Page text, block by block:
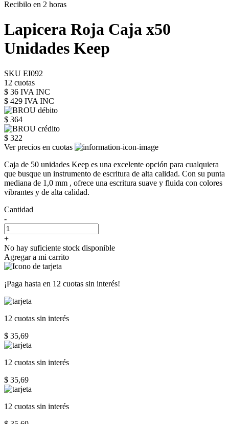
Recibilo en 2 horas
Lapicera Roja Caja x50
Unidades Keep
SKU EI092
12 cuotas
$ 36 IVA INC
$ 429 IVA INC
$ 364
$ 322
Ver precios en cuotas
Caja de 50 unidades Keep es una excelente opción para cualquiera
que busque un instrumento de escritura de alta calidad. Con su punta
mediana de 1,0 mm , ofrece una escritura suave y fluida con colores
vibrantes y de alta calidad.
Cantidad
-
+
No hay suficiente stock disponible
Agregar a mi carrito
¡Paga hasta en 12 cuotas sin interés!
12 cuotas sin interés
$ 35,69
12 cuotas sin interés
$ 35,69
12 cuotas sin interés